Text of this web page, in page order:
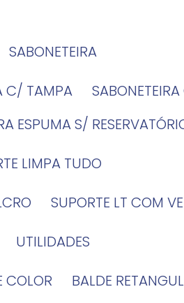
SABONETEIRA
C/ TAMPA
ESPUMA S/
LIMPA TUDO
SUPORTE LT COM
UTILIDADES
COLOR BALDE